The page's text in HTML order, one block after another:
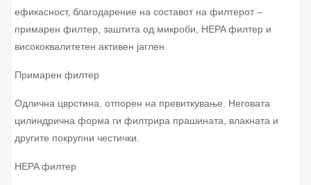
ефикасност, благодарение на составот на филтерот –
примарен филтер, заштита од микроби, HEPA филтер и
висококвалитетен активен јаглен.
Примарен филтер
Одлична цврстина, отпорен на превиткување. Неговата
цилиндрична форма ги филтрира прашината, влакната и
другите покрупни честички.
HEPA филтер